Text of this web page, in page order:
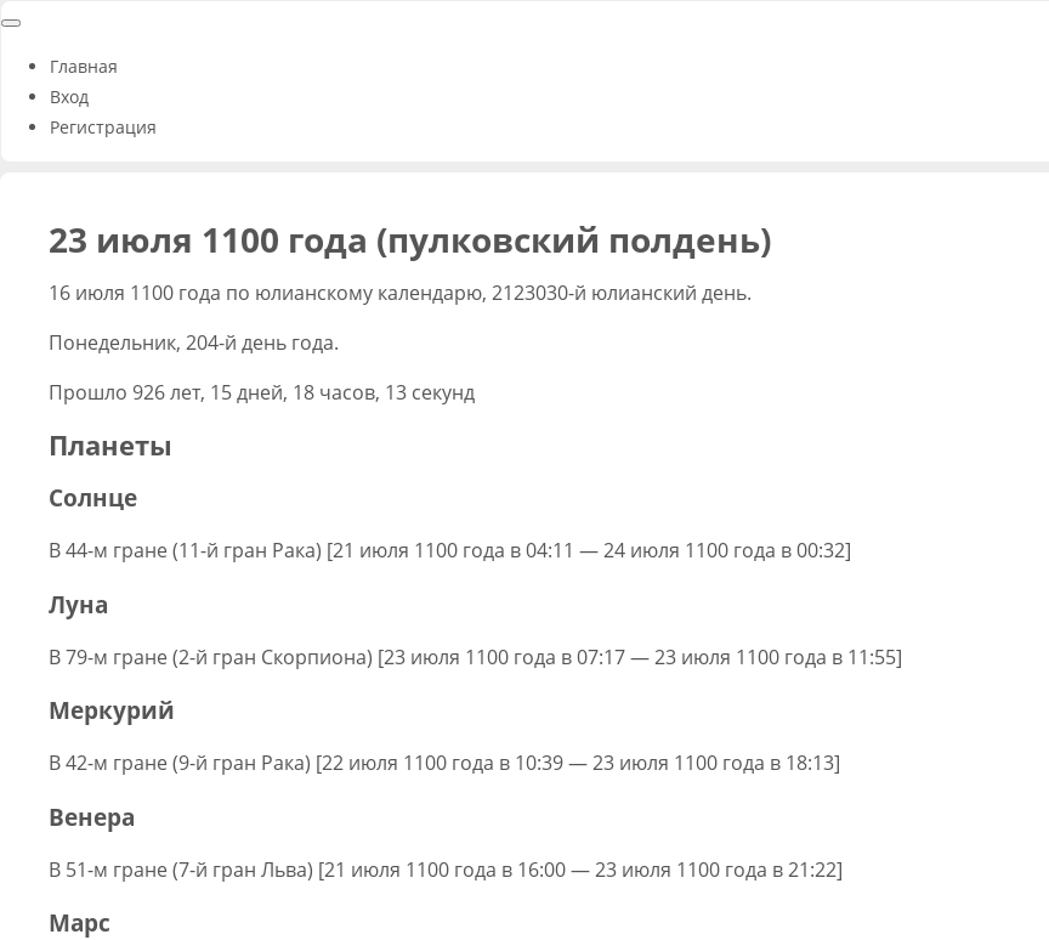
Главная
Вход
Регистрация
23 июля 1100 года (пулковский полдень)
16 июля 1100 года по юлианскому календарю, 2123030-й юлианский день.
Понедельник, 204-й день года.
Прошло 926 лет, 15 дней, 18 часов, 13 секунд
Планеты
Солнце
В 44-м гране (11-й гран Рака) [21 июля 1100 года в 04:11 — 24 июля 1100 года в 00:32]
Луна
В 79-м гране (2-й гран Скорпиона) [23 июля 1100 года в 07:17 — 23 июля 1100 года в 11:55]
Меркурий
В 42-м гране (9-й гран Рака) [22 июля 1100 года в 10:39 — 23 июля 1100 года в 18:13]
Венера
В 51-м гране (7-й гран Льва) [21 июля 1100 года в 16:00 — 23 июля 1100 года в 21:22]
Марс